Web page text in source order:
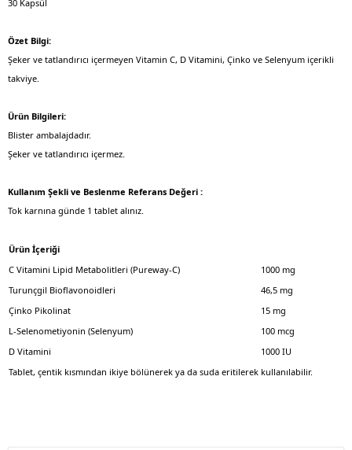
30 Kapsül
Özet Bilgi:
Şeker ve tatlandırıcı içermeyen Vitamin C, D Vitamini, Çinko ve Selenyum içerikli
takviye.
Ürün Bilgileri:
Blister ambalajdadır.
Şeker ve tatlandırıcı içermez.
Kullanım Şekli ve Beslenme Referans Değeri :
Tok karnına günde 1 tablet alınız.
Ürün İçeriği
C Vitamini Lipid Metabolitleri (Pureway-C)
1000 mg
Turunçgil Bioflavonoidleri
46,5 mg
Çinko Pikolinat
15 mg
L-Selenometiyonin (Selenyum)
100 mcg
D Vitamini
1000 IU
Tablet, çentik kısmından ikiye bölünerek ya da suda eritilerek kullanılabilir.